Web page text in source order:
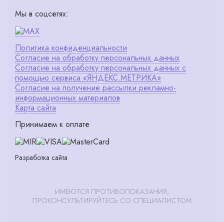
Мы в соцсетях:
Политика конфиденциальности
Согласие на обработку персональных данных
Согласие на обработку персональных данных с
помощью сервиса «ЯНДЕКС.МЕТРИКА»
Согласие на получение рассылки рекламно-
информационных материалов
Карта сайта
Принимаем к оплате
Разработка сайта
ИМЕЮТСЯ ПРОТИВОПОКАЗАНИЯ,
ПРОКОНСУЛЬТИРУЙТЕСЬ СО СПЕЦИАЛИСТОМ